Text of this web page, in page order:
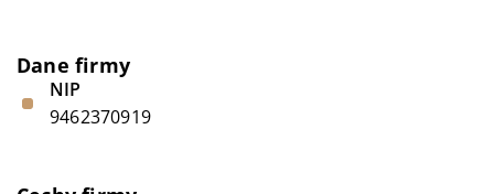
Dane firmy
NIP
9462370919